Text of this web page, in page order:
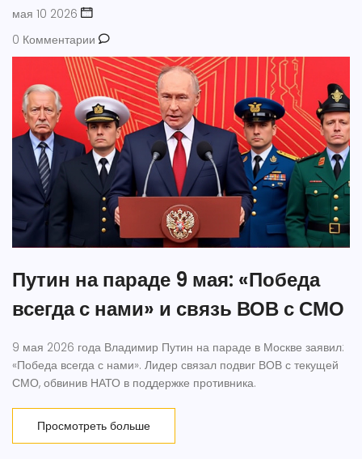
мая 10 2026
0 Комментарии
Путин на параде 9 мая: «Победа
всегда с нами» и связь ВОВ с СМО
9 мая 2026 года Владимир Путин на параде в Москве заявил:
«Победа всегда с нами». Лидер связал подвиг ВОВ с текущей
СМО, обвинив НАТО в поддержке противника.
Просмотреть больше